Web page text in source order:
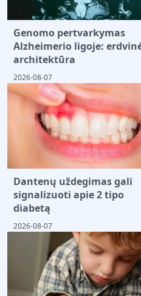
Genomo pertvarkymas
Alzheimerio ligoje:
architektūra
2026-08-07
Dantenų uždegimas gali
signalizuoti apie 2 tipo
diabetą
2026-08-07